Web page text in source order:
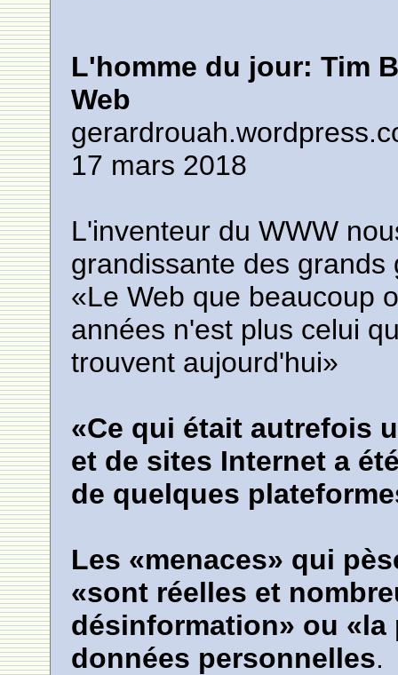
L'homme du jour: Tim
Web
17 mars 2018
L'inventeur du WWW
grandissante des
«Le Web que beaucoup
années n'est plus celui
trouvent aujourd'hui»
«Ce qui était autrefois
et de sites Internet a
de quelques
Les «menaces» qui
«sont réelles et
désinformation» ou
données personnelles.